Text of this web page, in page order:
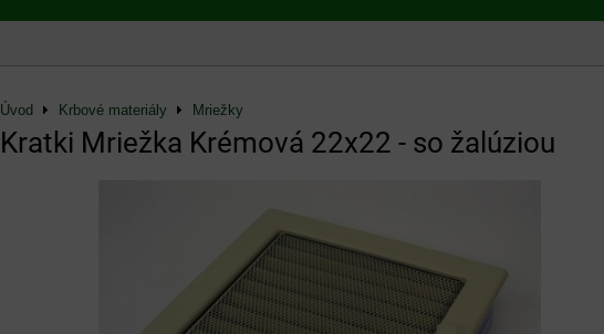
Úvod Krbové materiály Mriežky
Kratki Mriežka Krémová 22x22 - so žalúziou